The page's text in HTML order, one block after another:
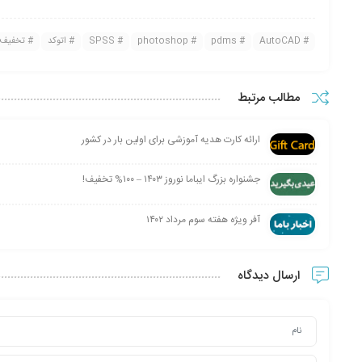
AutoCAD
pdms
photoshop
SPSS اتوکد تخفیف
مطالب مرتبط
ارائه کارت هدیه آموزشی برای اولین بار در کشور
جشنواره بزرگ ایباما نوروز ۱۴۰۳ – ۱۰۰% تخفیف!
آفر ویژه هفته سوم مرداد ۱۴۰۲
ارسال دیدگاه